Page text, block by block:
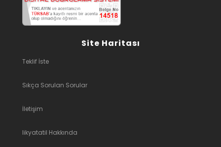
Site Haritası
Teklif İste
Sıkça Sorulan Sorular
İletişim
likyatatil Hakkında